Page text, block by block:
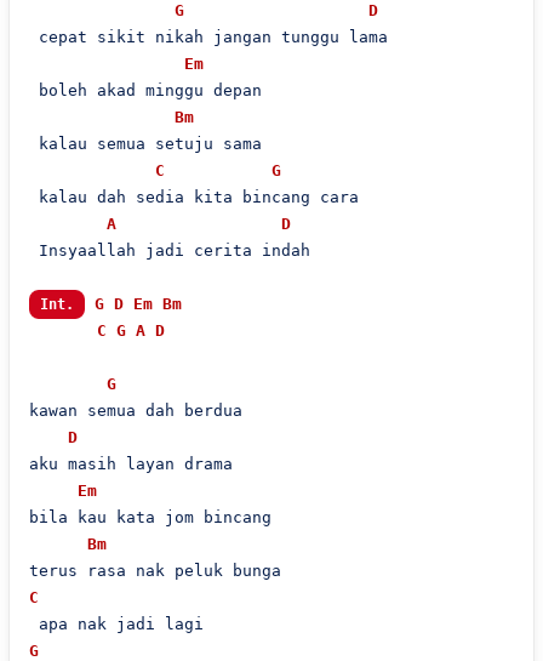
G
D
cepat sikit nikah jangan tunggu lama
Em
boleh akad minggu depan
Bm
kalau semua setuju sama
C
G
kalau dah sedia kita bincang cara
A
D
Insyaallah jadi cerita indah
Int. G D Em Bm
C G A D
G
kawan semua dah berdua
D
aku masih layan drama
Em
bila kau kata jom bincang
Bm
C
G